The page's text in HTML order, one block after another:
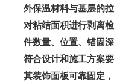
外保温材料与基层的
对粘结面积进行剥离
件数量、位置、锚固
符合设计和施工方案
其装饰面板可靠固定